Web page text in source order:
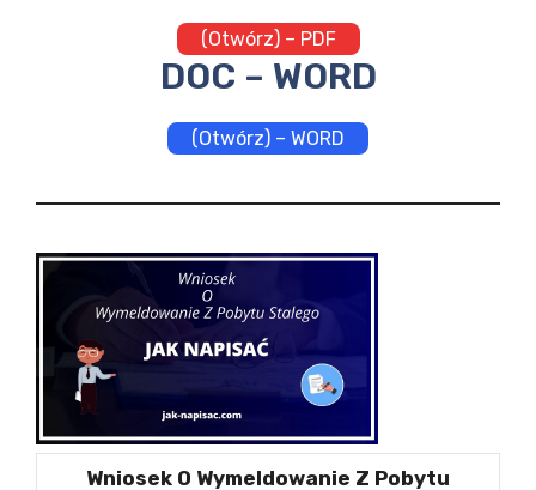
(Otwórz) – PDF
DOC – WORD
(Otwórz) – WORD
Wniosek O Wymeldowanie Z Pobytu